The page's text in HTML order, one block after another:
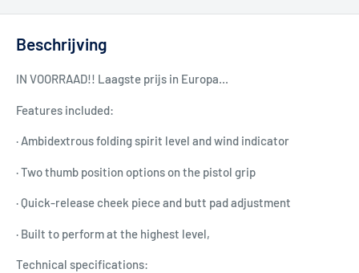
Beschrijving
IN VOORRAAD!! Laagste prijs in Europa...
Features included:
· Ambidextrous folding spirit level and wind indicator
· Two thumb position options on the pistol grip
· Quick-release cheek piece and butt pad adjustment
· Built to perform at the highest level,
Technical specifications: